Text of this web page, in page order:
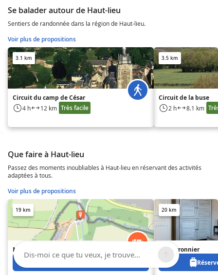
Se balader autour de Haut-lieu
Sentiers de randonnée dans la région de Haut-lieu.
Voir plus de propositions
3.1 km
Circuit du camp de César
4 h 12 km Très facile
3.5 km
Circuit de la buse
2 h 8.1 km
Que faire à Haut-lieu
Passez des moments inoubliables à Haut-lieu en réservant des activités
adaptées à tous.
Voir plus de propositions
19 km
Moulin de Bourges
20 km
Le Marronnier
Dis-moi ce que tu veux, je trouve...